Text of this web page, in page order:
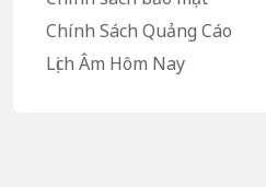
Chính Sách Quảng Cáo
Lịch Âm Hôm Nay